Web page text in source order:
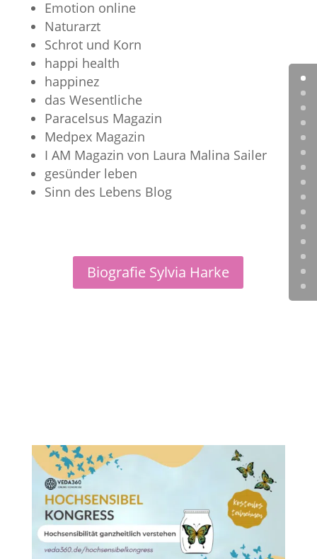
Emotion online
Naturarzt
Schrot und Korn
happi health
happinez
das Wesentliche
Paracelsus Magazin
Medpex Magazin
I AM Magazin von Laura Malina Sailer
gesünder leben
Sinn des Lebens Blog
Biografie Sylvia Harke